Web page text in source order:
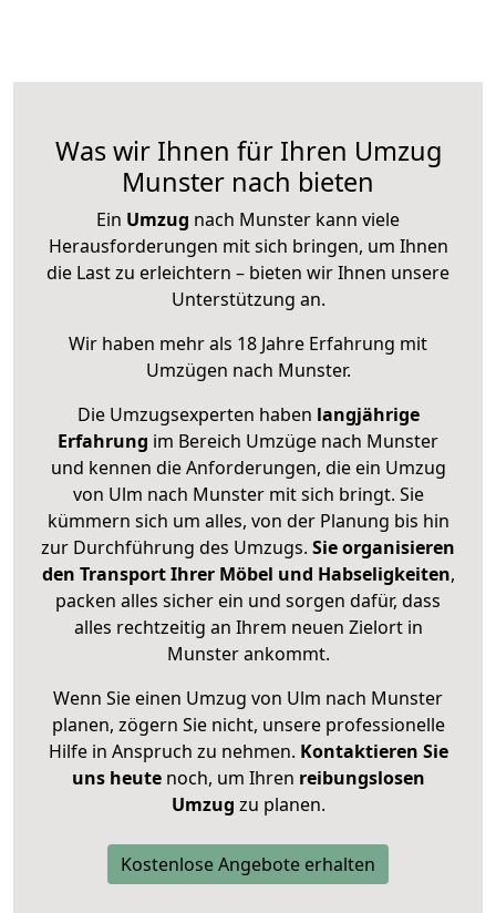
Was wir Ihnen für Ihren Umzug
Munster nach bieten
Ein Umzug nach Munster kann viele
Herausforderungen mit sich bringen, um Ihnen
die Last zu erleichtern – bieten wir Ihnen unsere
Unterstützung an.
Wir haben mehr als 18 Jahre Erfahrung mit
Umzügen nach Munster.
Die Umzugsexperten haben langjährige
Erfahrung im Bereich Umzüge nach Munster
und kennen die Anforderungen, die ein Umzug
von Ulm nach Munster mit sich bringt. Sie
kümmern sich um alles, von der Planung bis hin
zur Durchführung des Umzugs. Sie organisieren
den Transport Ihrer Möbel und Habseligkeiten,
packen alles sicher ein und sorgen dafür, dass
alles rechtzeitig an Ihrem neuen Zielort in
Munster ankommt.
Wenn Sie einen Umzug von Ulm nach Munster
planen, zögern Sie nicht, unsere professionelle
Hilfe in Anspruch zu nehmen. Kontaktieren Sie
uns heutenoch, um Ihren reibungslosen
Umzug zu planen.
Kostenlose Angebote erhalten